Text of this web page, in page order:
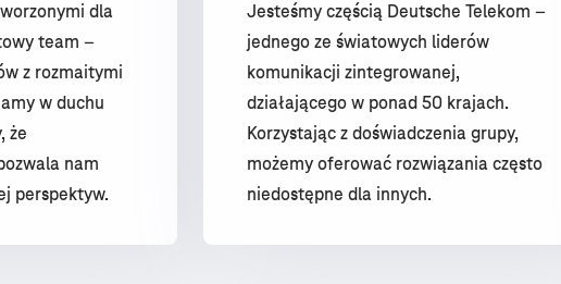
dla
team –
z rozmaitymi
w duchu
że
nam
perspektyw.
Jesteśmy częścią Deutsche Telekom –
jednego ze światowych liderów
komunikacji zintegrowanej,
działającego w ponad 50 krajach.
Korzystając z doświadczenia grupy,
możemy oferować rozwiązania często
niedostępne dla innych.